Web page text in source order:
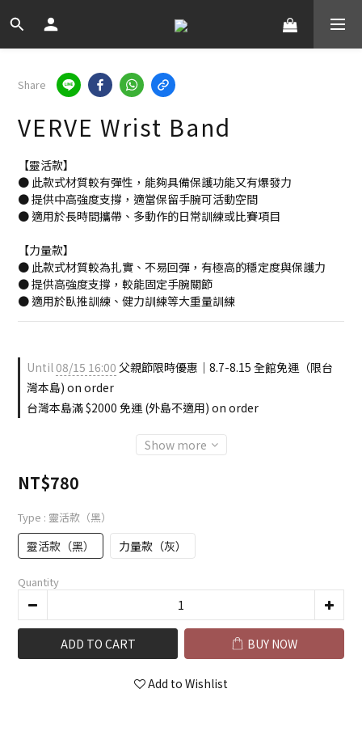
Share
VERVE Wrist Band
【靈活款】
● 此款式材質較有彈性，能夠具備保護功能又有爆發力
● 提供中高強度支撐，適當保留手腕可活動空間
● 適用於長時間攜帶、多動作的日常訓練或比賽項目
【力量款】
● 此款式材質較為扎實、不易回彈，有極高的穩定度與保護力
● 提供高強度支撐，較能固定手腕關節
● 適用於臥推訓練、健力訓練等大重量訓練
Until08/15 16:00 父親節限時優惠｜8.7-8.15 全館免運（限台
灣本島) on order
台灣本島滿 $2000 免運 (外島不適用) on order
Show more
NT$780
Type : 靈活款（黑）
靈活款（黑） 力量款（灰）
Quantity
ADD TO CART BUY NOW
Add to Wishlist